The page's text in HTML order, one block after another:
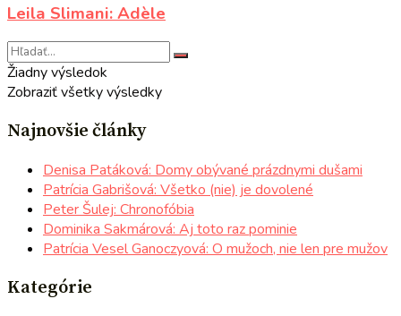
Leila Slimani: Adèle
Žiadny výsledok
Zobraziť všetky výsledky
Najnovšie články
Denisa Patáková: Domy obývané prázdnymi dušami
Patrícia Gabrišová: Všetko (nie) je dovolené
Peter Šulej: Chronofóbia
Dominika Sakmárová: Aj toto raz pominie
Patrícia Vesel Ganoczyová: O mužoch, nie len pre mužov
Kategórie